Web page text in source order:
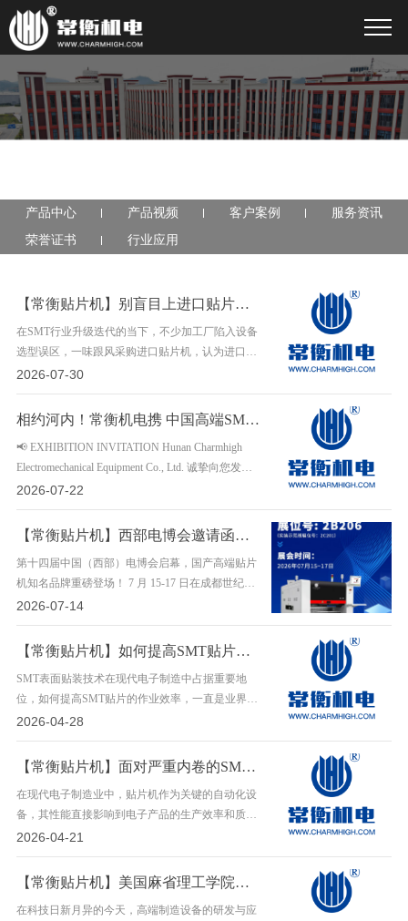
产品中心 产品视频 客户案例
服务资讯
荣誉证书
行业应用
【常衡贴片机】别盲目上进口贴片机！SMT工厂90%订单国产高端机完全够用
在SMT行业升级迭代的当下，不少加工厂陷入设备
选型误区，一味跟风采购进口贴片机，认为进口设
备性能更强、生产更稳定。实则不然，结合工厂的
订单结构与运营成本来看，90%的常规生产场景，
国产……
2026-07-30
相约河内！常衡机电携 中国高端SMT 贴片机登陆 NEPCON VIETNAM，展位 C17 等候您
📢 EXHIBITION INVITATION Hunan Charmhigh
Electromechanical Equipment Co., Ltd. 诚挚向您发出
观展邀请！ 2026 NEPCON VIETNAM 越南国际电
子生产设备展 即将在越南河内盛大启幕！ ……
2026-07-22
【常衡贴片机】西部电博会邀请函｜常衡机电携高端国产 SMT 贴片机亮相成都，诚邀莅临 2B206 展位
第十四届中国（西部）电博会启幕，国产高端贴片
机知名品牌重磅登场！ 7 月 15-17 日在成都世纪城
新国际会展中心，常衡机电携各款畅销机型、智能
整线解决方案亮相展会。 以硬核国产智造实力，
……
2026-07-14
【常衡贴片机】如何提高SMT贴片的作业效率
SMT表面贴装技术在现代电子制造中占据重要地
位，如何提高SMT贴片的作业效率，一直是业界关
注的焦点。作业效率的提升不仅关乎生产成本，更
直接关系到企业的市场竞争力。下面常衡机电就从
几个方……
2026-04-28
【常衡贴片机】面对严重内卷的SMT加工业国产贴片机怎样弯道超车
在现代电子制造业中，贴片机作为关键的自动化设
备，其性能直接影响到电子产品的生产效率和质
量。常衡SMT智能高速贴片机凭借其卓越的贴装精
度和速度，已经成为国产贴片机中的佼佼者。它不
仅能……
2026-04-21
【常衡贴片机】美国麻省理工学院都在用常衡贴片机做产品研发
在科技日新月异的今天，高端制造设备的研发与应